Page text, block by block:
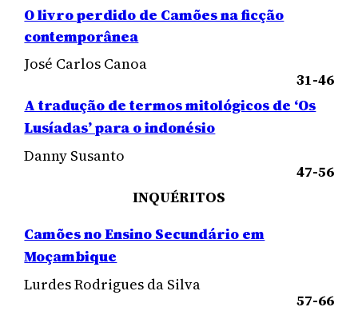
O livro perdido de Camões na ficção
contemporânea
José Carlos Canoa
31-46
A tradução de termos mitológicos de ‘Os
Lusíadas’ para o indonésio
Danny Susanto
47-56
INQUÉRITOS
Camões no Ensino Secundário em
Moçambique
Lurdes Rodrigues da Silva
57-66